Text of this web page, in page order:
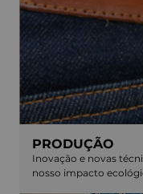
PRODUÇÃO
Inovação e novas
nosso impacto